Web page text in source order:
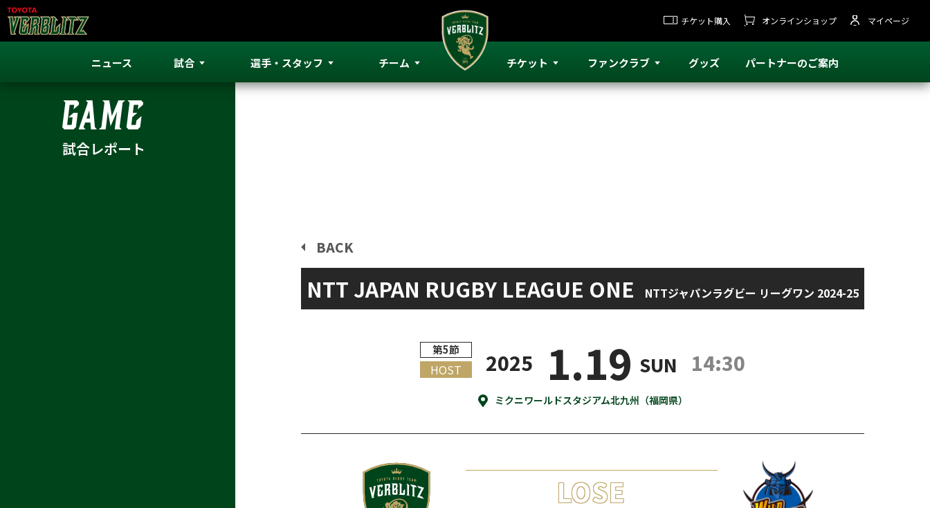
チケット購入 オンラインショップ マイページ
ニュース
試合
選手・スタッフ
チーム
チケット
ファンクラブ
グッズ
パートナーのご案内
試合レポート
BACK
NTT JAPAN RUGBY LEAGUE ONE NTTジャパンラグビー リーグワン 2024-25
第5節 2025 1.19 SUN 14:30
ミクニワールドスタジアム北九州（福岡県）